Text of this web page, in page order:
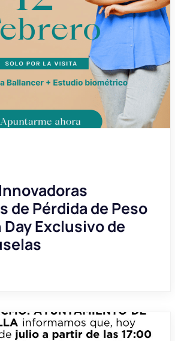
de Pérdida de Peso
Day Exclusivo de